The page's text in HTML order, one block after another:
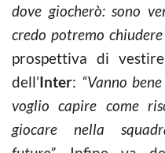
dove giocherò: sono
credo potremo
prospettiva di
dell’Inter: “Vanno
voglio capire come
giocare nella